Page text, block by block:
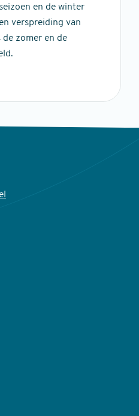
en de winter
verspreiding van
zomer en de